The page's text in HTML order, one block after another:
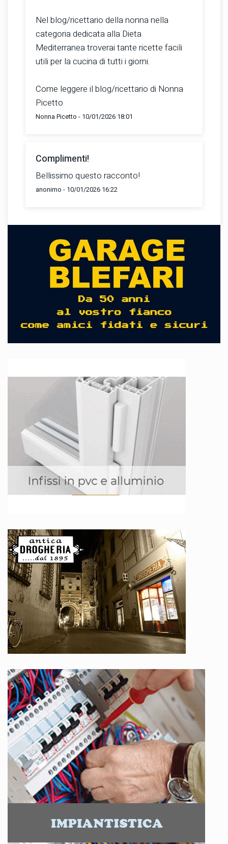
Nel blog/ricettario della nonna nella
categoria dedicata alla Dieta
Mediterranea troverai tante ricette facili
utili per la cucina di tutti i giorni.
Come leggere il blog/ricettario di Nonna
Picetto
Nonna Picetto - 10/01/2026 18:01
Complimenti!
Bellissimo questo racconto!
anonimo - 10/01/2026 16:22